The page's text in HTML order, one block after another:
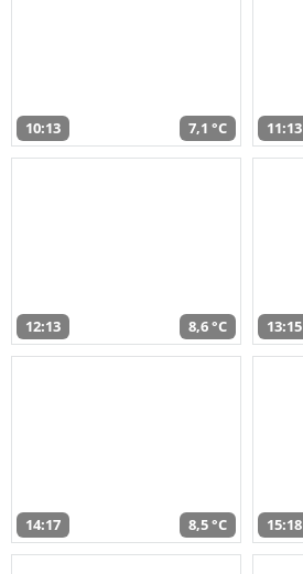
10:13 7,1 °C 11:13
12:13 8,6 °C 13:15
14:17 8,5 °C 15:18